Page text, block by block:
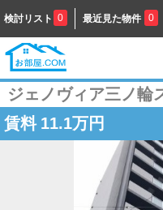
検討リスト 0 最近見た物件 0
ジェノヴィア三ノ輪
賃料 11.1万円